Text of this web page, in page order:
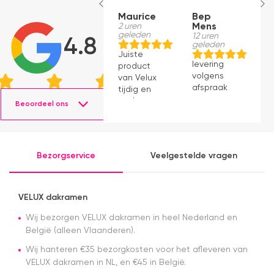
4.8
Beoordeel ons
Maurice
2 uren
geleden
Juiste
product
van Velux
tijdig en
snel
verwachting.
Bep
Mens
12 uren
geleden
levering
volgens
afspraak
Bezorgservice Veelgestelde vragen
VELUX dakramen
Wij bezorgen VELUX dakramen in heel Nederland en
België (alleen Vlaanderen).
Wij hanteren €35 bezorgkosten voor het afleveren van
VELUX dakramen in NL, en €45 in België.